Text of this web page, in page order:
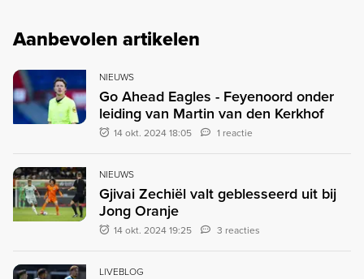
Aanbevolen artikelen
NIEUWS
Go Ahead Eagles - Feyenoord onder
leiding van Martin van den Kerkhof
14 okt. 2024 18:05 1 reactie
NIEUWS
Gjivai Zechiël valt geblesseerd uit bij
Jong Oranje
14 okt. 2024 19:25 3 reacties
LIVEBLOG